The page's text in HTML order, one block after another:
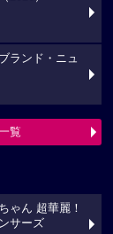
ランド・ニュ
覧
ゃん 超華麗！
サーズ